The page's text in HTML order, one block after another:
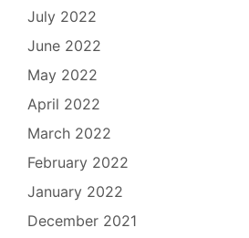
July 2022
June 2022
May 2022
April 2022
March 2022
February 2022
January 2022
December 2021